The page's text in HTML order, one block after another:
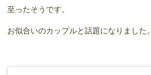
至ったそうです。
お似合いのカップルと話題になりました。